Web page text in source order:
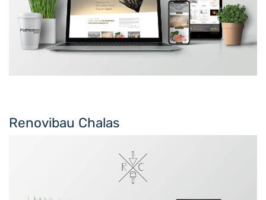
Renovibau Chalas